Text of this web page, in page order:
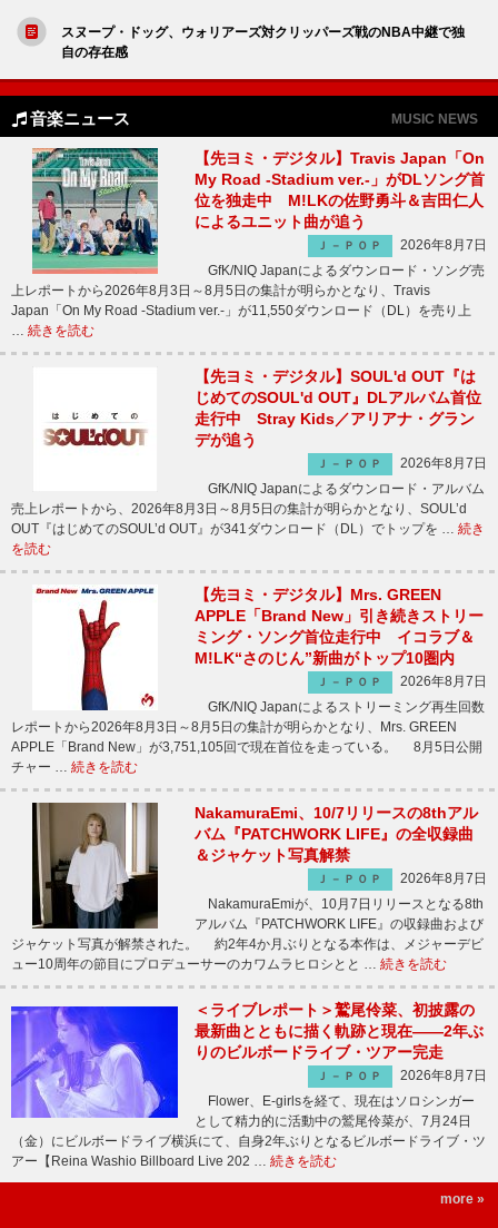
スヌープ・ドッグ、ウォリアーズ対クリッパーズ戦のNBA中継で独
自の存在感
音楽ニュース MUSIC NEWS
【先ヨミ・デジタル】Travis Japan「On
My Road -Stadium ver.-」がDLソング首
位を独走中 M!LKの佐野勇斗＆吉田仁人
によるユニット曲が追う
Ｊ－ＰＯＰ
2026年8月7日
GfK/NIQ Japanによるダウンロード・ソング売
上レポートから2026年8月3日～8月5日の集計が明らかとなり、Travis
Japan「On My Road -Stadium ver.-」が11,550ダウンロード（DL）を売り上
… 続きを読む
【先ヨミ・デジタル】SOUL'd OUT『は
じめてのSOUL'd OUT』DLアルバム首位
走行中 Stray Kids／アリアナ・グラン
デが追う
Ｊ－ＰＯＰ
2026年8月7日
GfK/NIQ Japanによるダウンロード・アルバム
売上レポートから、2026年8月3日～8月5日の集計が明らかとなり、SOUL’d
OUT『はじめてのSOUL’d OUT』が341ダウンロード（DL）でトップを … 続き
を読む
【先ヨミ・デジタル】Mrs. GREEN
APPLE「Brand New」引き続きストリー
ミング・ソング首位走行中 イコラブ＆
M!LK“さのじん”新曲がトップ10圏内
Ｊ－ＰＯＰ
2026年8月7日
GfK/NIQ Japanによるストリーミング再生回数
レポートから2026年8月3日～8月5日の集計が明らかとなり、Mrs. GREEN
APPLE「Brand New」が3,751,105回で現在首位を走っている。 8月5日公開
チャー … 続きを読む
NakamuraEmi、10/7リリースの8thアル
バム『PATCHWORK LIFE』の全収録曲
＆ジャケット写真解禁
Ｊ－ＰＯＰ
2026年8月7日
NakamuraEmiが、10月7日リリースとなる8th
アルバム『PATCHWORK LIFE』の収録曲および
ジャケット写真が解禁された。 約2年4か月ぶりとなる本作は、メジャーデビ
ュー10周年の節目にプロデューサーのカワムラヒロシとと … 続きを読む
＜ライブレポート＞鷲尾伶菜、初披露の
最新曲とともに描く軌跡と現在――2年ぶ
りのビルボードライブ・ツアー完走
Ｊ－ＰＯＰ
2026年8月7日
Flower、E-girlsを経て、現在はソロシンガー
として精力的に活動中の鷲尾伶菜が、7月24日
（金）にビルボードライブ横浜にて、自身2年ぶりとなるビルボードライブ・ツ
アー【Reina Washio Billboard Live 202 … 続きを読む
more »